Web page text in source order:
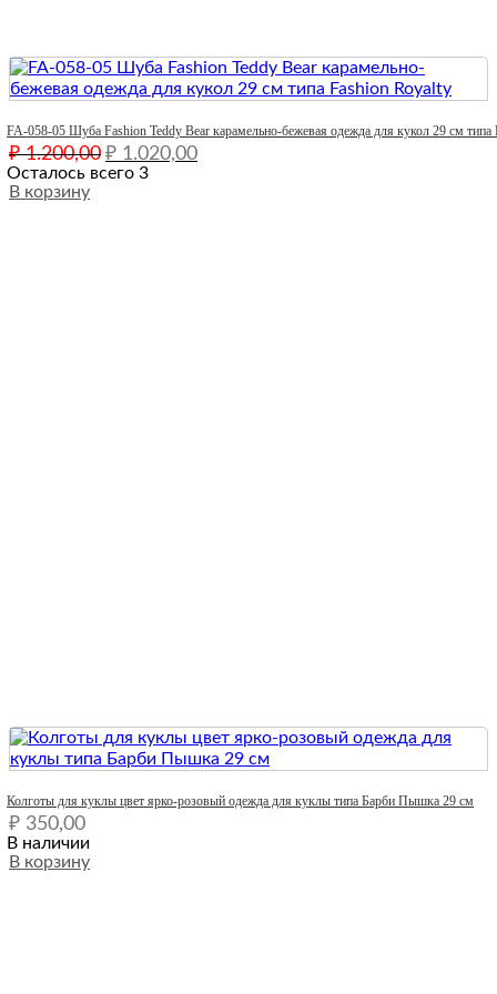
FA-058-05 Шуба Fashion Teddy Bear карамельно-бежевая одежда для кукол 29 см типа
₽1.200,00 Первоначальная
цена
₽ 1.020,00Текущая
Осталось всего 3
В корзину
Колготы для куклы цвет ярко-розовый одежда для куклы типа Барби Пышка 29 см
₽ 350,00
В наличии
В корзину